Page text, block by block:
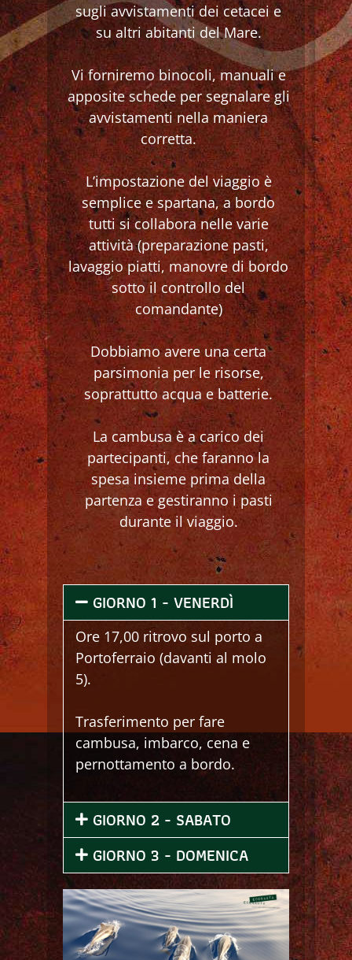
sugli avvistamenti dei cetacei e
su altri abitanti del Mare.
Vi forniremo binocoli, manuali e
apposite schede per segnalare gli
avvistamenti nella maniera
corretta.
L’impostazione del viaggio è
semplice e spartana, a bordo
tutti si collabora nelle varie
attività (preparazione pasti,
lavaggio piatti, manovre di bordo
sotto il controllo del
comandante)
Dobbiamo avere una certa
parsimonia per le risorse,
soprattutto acqua e batterie.
La cambusa è a carico dei
partecipanti, che faranno la
spesa insieme prima della
partenza e gestiranno i pasti
durante il viaggio.
GIORNO 1 - VENERDÌ
Ore 17,00 ritrovo sul porto a
Portoferraio (davanti al molo
5).
Trasferimento per fare
cambusa, imbarco, cena e
pernottamento a bordo.
GIORNO 2 - SABATO
GIORNO 3 - DOMENICA